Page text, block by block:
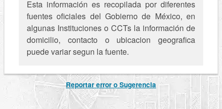
Esta información es recopilada por diferentes
fuentes oficiales del Gobierno de México, en
algunas Instituciones o CCTs la información de
domicilio, contacto o ubicacion geografica
puede variar segun la fuente.
Reportar error o Sugerencia